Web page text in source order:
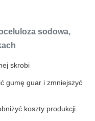
sodowa,
skrobi
gumę guar i zmniejszyć
koszty produkcji.